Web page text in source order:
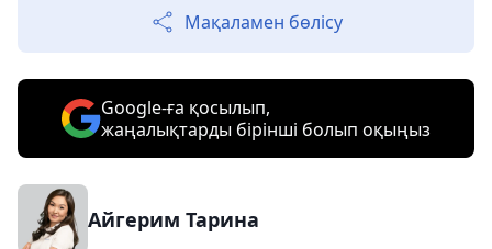
Мақаламен бөлісу
Google-ға қосылып,
жаңалықтарды бірінші болып оқыңыз
Айгерим Тарина